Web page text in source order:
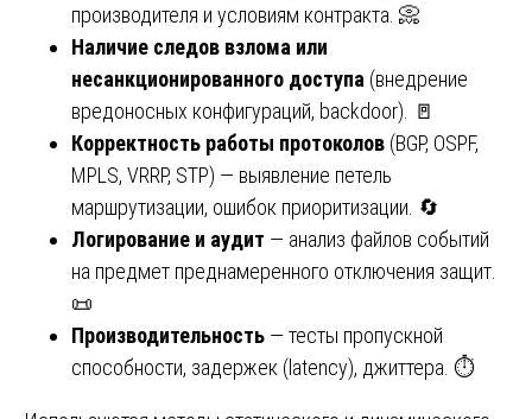
производителя и условиям контракта. 📀
Наличие следов взлома или
несанкционированного доступа (внедрение
вредоносных конфигураций, backdoor). 🚪
Корректность работы протоколов (BGP, OSPF,
MPLS, VRRP, STP) — выявление петель
маршрутизации, ошибок приоритизации. 🔄
Логирование и аудит — анализ файлов событий
на предмет преднамеренного отключения защит.
📜
Производительность — тесты пропускной
способности, задержек (latency), джиттера. ⏱️